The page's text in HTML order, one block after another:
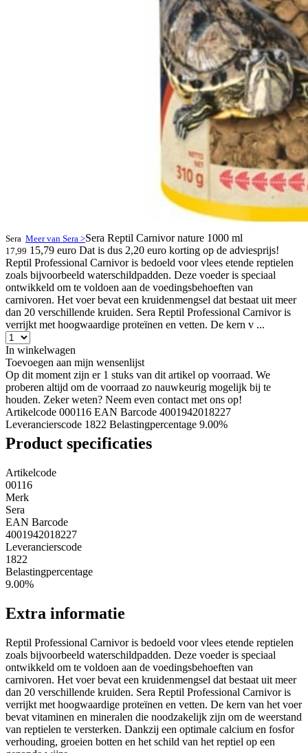
Sera Meer van Sera >Sera Reptil Carnivor nature 1000 ml
17,99 15,79 euro Dat is dus 2,20 euro korting op de adviesprijs!
Reptil Professional Carnivor is bedoeld voor vlees etende reptielen
zoals bijvoorbeeld waterschildpadden. Deze voeder is speciaal
ontwikkeld om te voldoen aan de voedingsbehoeften van
carnivoren. Het voer bevat een kruidenmengsel dat bestaat uit meer
dan 20 verschillende kruiden. Sera Reptil Professional Carnivor is
verrijkt met hoogwaardige proteïnen en vetten. De kern v ...
In winkelwagen
Toevoegen aan mijn wensenlijst
Op dit moment zijn er 1 stuks van dit artikel op voorraad. We
proberen altijd om de voorraad zo nauwkeurig mogelijk bij te
houden. Zeker weten? Neem even contact met ons op!
Artikelcode 000116 EAN Barcode 4001942018227
Leverancierscode 1822 Belastingpercentage 9.00%
Product specificaties
Artikelcode
00116
Merk
Sera
EAN Barcode
4001942018227
Leverancierscode
1822
Belastingpercentage
9.00%
Extra informatie
Reptil Professional Carnivor is bedoeld voor vlees etende reptielen
zoals bijvoorbeeld waterschildpadden. Deze voeder is speciaal
ontwikkeld om te voldoen aan de voedingsbehoeften van
carnivoren. Het voer bevat een kruidenmengsel dat bestaat uit meer
dan 20 verschillende kruiden. Sera Reptil Professional Carnivor is
verrijkt met hoogwaardige proteïnen en vetten. De kern van het voer
bevat vitaminen en mineralen die noodzakelijk zijn om de weerstand
van reptielen te versterken. Dankzij een optimale calcium en fosfor
verhouding, groeien botten en het schild van het reptiel op een